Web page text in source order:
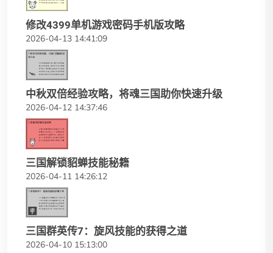
修改4399单机游戏密码手机版攻略
2026-04-13 14:41:09
中秋双倍经验攻略，将魂三国助你快速升级
2026-04-12 14:37:46
三国解锁貂蝉技能秘籍
2026-04-11 14:26:12
三国群英传7：旋风技能的获得之道
2026-04-10 15:13:00